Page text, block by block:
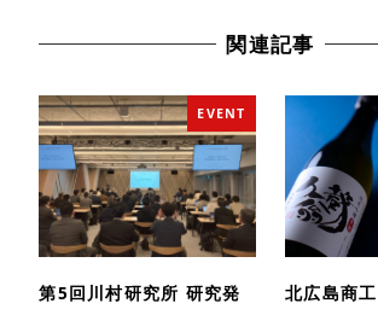
関連記事
EVENT
第5回川村研究所 研究発
北広島商